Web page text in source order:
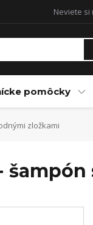
Neviete si
pomôcky
zložkami